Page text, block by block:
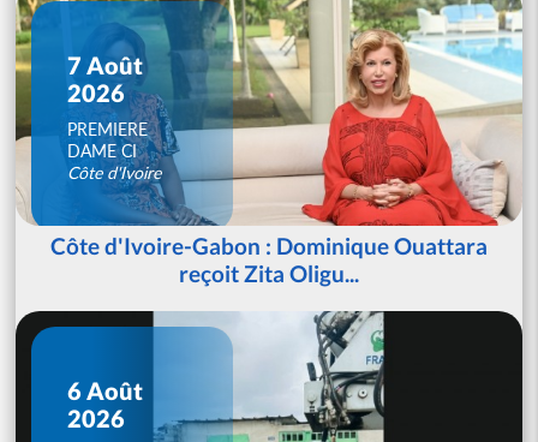
7 Août
2026
PREMIERE
DAME CI
Côte d'Ivoire
Côte d'Ivoire-Gabon : Dominique Ouattara
reçoit Zita Oligu...
6 Août
2026